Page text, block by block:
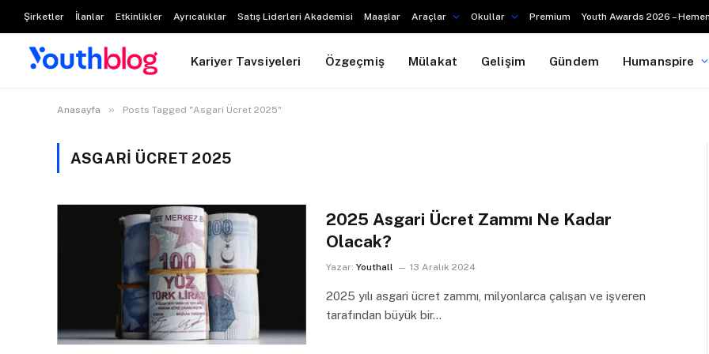
Şirketler İlanlar Etkinlikler Ayrıcalıklar Satış Liderleri Akademisi Maaşlar Araçlar Okullar Premium Youth Awards 2026 –
Kariyer Tavsiyeleri Özgeçmiş Mülakat Gelişim Gündem Humanspire
Anasayfa » Posts Tagged "Asgari Ücret 2025"
ASGARI ÜCRET 2025
2025 Asgari Ücret Zammı Ne Kadar
Olacak?
Yazar: Youthall 13 Aralık 2024
2025 yılı asgari ücret zammı, milyonlarca çalışan ve işveren
tarafından büyük bir…